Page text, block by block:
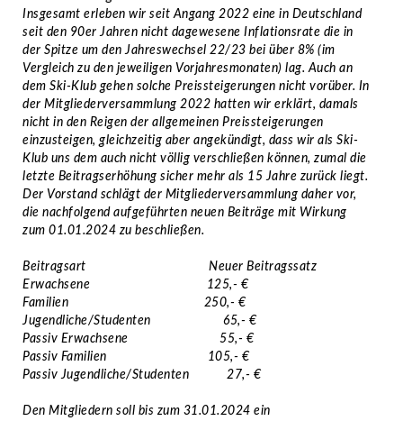
Insgesamt erleben wir seit Angang 2022 eine in Deutschland
seit den 90er Jahren nicht dagewesene Inflationsrate die in
der Spitze um den Jahreswechsel 22/23 bei über 8% (im
Vergleich zu den jeweiligen Vorjahresmonaten) lag. Auch an
dem Ski-Klub gehen solche Preissteigerungen nicht vorüber. In
der Mitgliederversammlung 2022 hatten wir erklärt, damals
nicht in den Reigen der allgemeinen Preissteigerungen
einzusteigen, gleichzeitig aber angekündigt, dass wir als Ski-
Klub uns dem auch nicht völlig verschließen können, zumal die
letzte Beitragserhöhung sicher mehr als 15 Jahre zurück liegt.
Der Vorstand schlägt der Mitgliederversammlung daher vor,
die nachfolgend aufgeführten neuen Beiträge mit Wirkung
zum 01.01.2024 zu beschließen.
Beitragsart Neuer Beitragssatz
Erwachsene 125,- €
Familien 250,- €
Jugendliche/Studenten 65,- €
Passiv Erwachsene 55,- €
Passiv Familien 105,- €
Passiv Jugendliche/Studenten 27,- €
Den Mitgliedern soll bis zum 31.01.2024 ein